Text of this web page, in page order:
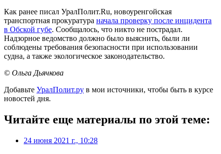
Как ранее писал УралПолит.Ru, новоуренгойская
транспортная прокуратура начала проверку после инцидента
в Обской губе. Сообщалось, что никто не пострадал.
Надзорное ведомство должно было выяснить, были ли
соблюдены требования безопасности при использовании
судна, а также экологическое законодательство.
© Ольга Дьячкова
Добавьте УралПолит.ру в мои источники, чтобы быть в курсе
новостей дня.
Читайте еще материалы по этой теме:
24 июня 2021 г., 10:28